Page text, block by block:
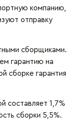
компанию,
отправку
сборщиками.
гарантию на
сборке гарантия
составляет 1,7%
сборки 5,5%.